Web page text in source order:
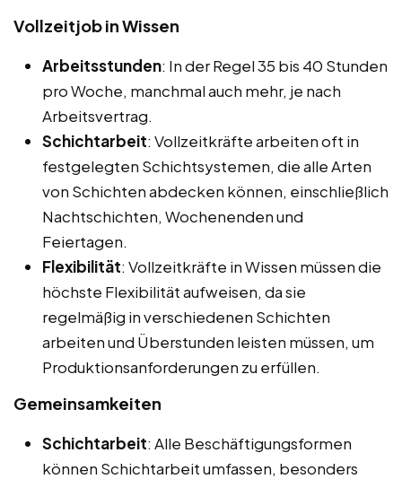
Vollzeitjob in Wissen
Arbeitsstunden: In der Regel 35 bis 40 Stunden
pro Woche, manchmal auch mehr, je nach
Arbeitsvertrag.
Schichtarbeit: Vollzeitkräfte arbeiten oft in
festgelegten Schichtsystemen, die alle Arten
von Schichten abdecken können, einschließlich
Nachtschichten, Wochenenden und
Feiertagen.
Flexibilität: Vollzeitkräfte in Wissen müssen die
höchste Flexibilität aufweisen, da sie
regelmäßig in verschiedenen Schichten
arbeiten und Überstunden leisten müssen, um
Produktionsanforderungen zu erfüllen.
Gemeinsamkeiten
Schichtarbeit: Alle Beschäftigungsformen
können Schichtarbeit umfassen, besonders